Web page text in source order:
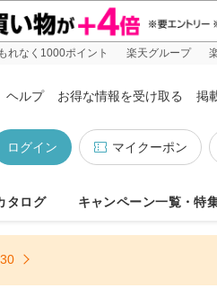
れなく1000ポイント 楽天グループ
ヘルプ お得な情報を受け取る 掲
マイクーポン
ログイン
タログ キャンペーン一覧・特